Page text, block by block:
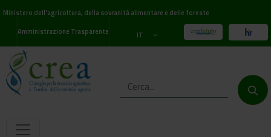
Ministero dell'agricoltura, della sovranità alimentare e delle foreste
Amministrazione Trasparente
IT